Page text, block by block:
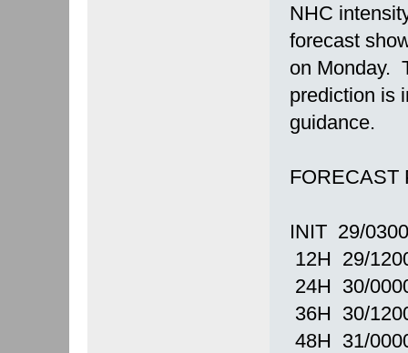
NHC
forecast
on Monday.
prediction is
guidance.
FORECAST
INIT 29/
12H 29/
24H 30/
36H 30/
48H 31/